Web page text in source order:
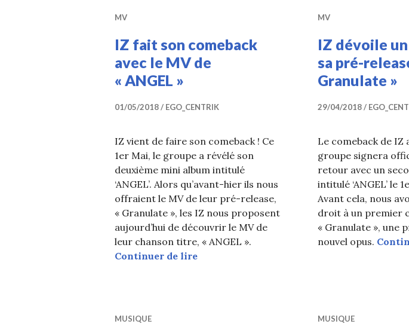
MV
IZ fait son comeback
avec le MV de
« ANGEL »
01/05/2018 EGO_CENTRIK
IZ vient de faire son comeback ! Ce
1er Mai, le groupe a révélé son
deuxième mini album intitulé
‘ANGEL’. Alors qu’avant-hier ils nous
offraient le MV de leur pré-release,
« Granulate », les IZ nous proposent
aujourd’hui de découvrir le MV de
leur chanson titre, « ANGEL ».
Continuer de lireIZ fait son comeback avec le MV de « ANGEL
MV
IZ dévoile
sa pré-
Granulate »
29/04/2018
Le comeback de IZ
groupe signera
retour avec un
intitulé ‘ANGEL’ le
Avant cela, nous
droit à un premier
« Granulate », une
nouvel opus.
MUSIQUE MUSIQUE